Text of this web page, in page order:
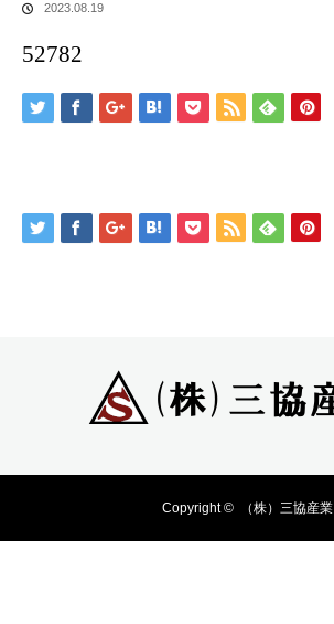
2023.08.19
52782
Copyright © （株）三協産業